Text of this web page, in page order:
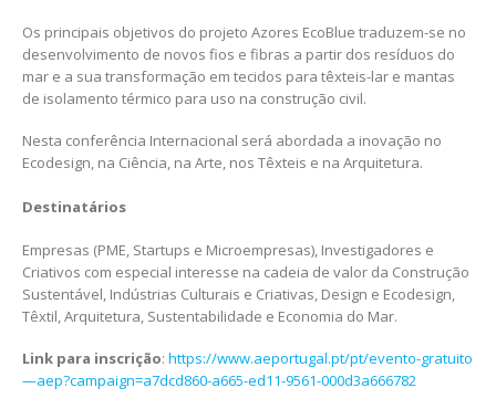
Os principais objetivos do projeto Azores EcoBlue traduzem-se no
desenvolvimento de novos fios e fibras a partir dos resíduos do
mar e a sua transformação em tecidos para têxteis-lar e mantas
de isolamento térmico para uso na construção civil.
Nesta conferência Internacional será abordada a inovação no
Ecodesign, na Ciência, na Arte, nos Têxteis e na Arquitetura.
Destinatários
Empresas (PME, Startups e Microempresas), Investigadores e
Criativos com especial interesse na cadeia de valor da Construção
Sustentável, Indústrias Culturais e Criativas, Design e Ecodesign,
Têxtil, Arquitetura, Sustentabilidade e Economia do Mar.
Link para inscrição: https://www.aeportugal.pt/pt/evento-gratuito
—aep?campaign=a7dcd860-a665-ed11-9561-000d3a666782